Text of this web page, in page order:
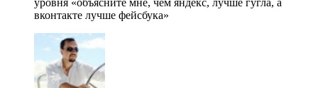
уровня «объясните мне, чем яндекс, лучше гугла, а
вконтакте лучше фейсбука»